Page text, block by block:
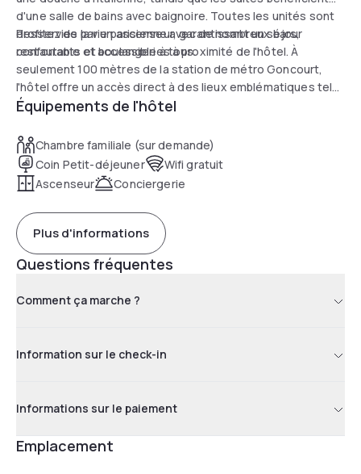
d'une salle de bains avec baignoire. Toutes les unités sont
desservies par un ascenseur, garantissant un séjour
confortable et accessible à tous.
Profitez de la vie parisienne avec de nombreux bars,
restaurants et boulangeries à proximité de l'hôtel. À
seulement 100 mètres de la station de métro Goncourt,
l'hôtel offre un accès direct à des lieux emblématiques tels
que l'Hôtel de Ville et Châtelet, tandis que le Canal Saint
Équipements de l'hôtel
Chambre familiale (sur demande)
Coin Petit-déjeuner
Wifi gratuit
Ascenseur
Conciergerie
Plus d'informations
Questions fréquentes
Comment ça marche ?
Information sur le check-in
Informations sur le paiement
Emplacement